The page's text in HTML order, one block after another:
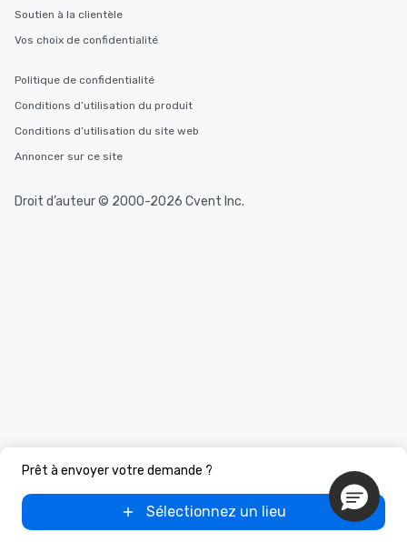
Prêt à envoyer votre demande ?
Sélectionnez un lieu
Soutien à la clientèle
Vos choix de confidentialité
Politique de confidentialité
Conditions d’utilisation du produit
Conditions d’utilisation du site web
Annoncer sur ce site
Droit d’auteur © 2000-2026 Cvent Inc.